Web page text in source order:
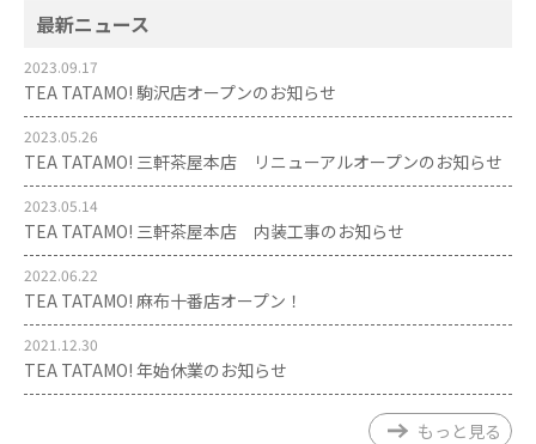
最新ニュース
2023.09.17
TEA TATAMO! 駒沢店オープンのお知らせ
2023.05.26
TEA TATAMO! 三軒茶屋本店 リニューアルオープンのお知らせ
2023.05.14
TEA TATAMO! 三軒茶屋本店 内装工事のお知らせ
2022.06.22
TEA TATAMO! 麻布十番店オープン！
2021.12.30
TEA TATAMO! 年始休業のお知らせ
もっと見る